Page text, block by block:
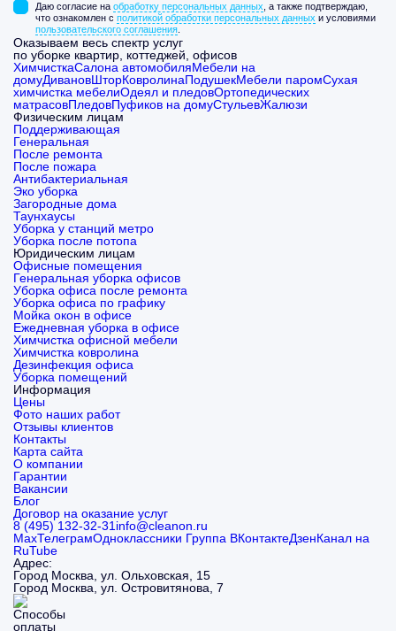
Даю согласие на обработку персональных данных , а также подтверждаю,
что ознакомлен с политикой обработки персональных данных и условиями
пользовательского соглашения
Оказываем весь спектр услуг
по уборке квартир, коттеджей, офисов
ХимчисткаСалона автомобиляМебели на
домуДивановШторКовролинаПодушекМебели паромСухая
химчистка мебелиОдеял и пледовОртопедических
матрасовПледовПуфиков на домуСтульевЖалюзи
Физическим лицам
Поддерживающая
Генеральная
После ремонта
После пожара
Антибактериальная
Эко уборка
Загородные дома
Таунхаусы
Уборка у станций метро
Уборка после потопа
Юридическим лицам
Офисные помещения
Генеральная уборка офисов
Уборка офиса после ремонта
Уборка офиса по графику
Мойка окон в офисе
Ежедневная уборка в офисе
Химчистка офисной мебели
Химчистка ковролина
Дезинфекция офиса
Уборка помещений
Информация
Цены
Фото наших работ
Отзывы клиентов
Контакты
Карта сайта
О компании
Гарантии
Вакансии
Блог
Договор на оказание услуг
8 (495) 132-32-31 info@cleanon.ru
MaxТелеграмОдноклассники Группа ВКонтактеДзенКанал на
RuTube
Адрес:
Город Москва, ул. Ольховская, 15
Город Москва, ул. Островитянова, 7